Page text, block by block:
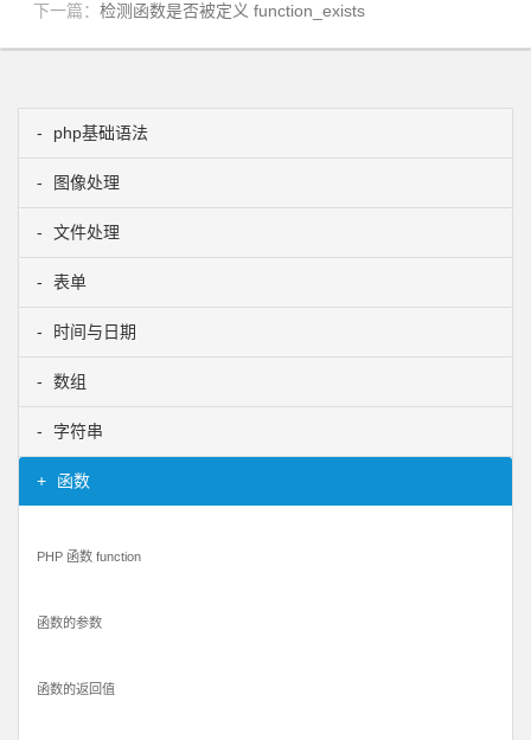
下一篇： 检测函数是否被定义 function_exists
php基础语法
图像处理
文件处理
表单
时间与日期
数组
字符串
函数
PHP 函数 function
函数的参数
函数的返回值